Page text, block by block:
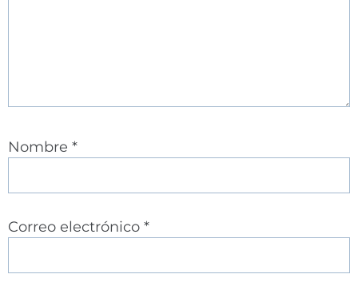
Nombre *
Correo electrónico *